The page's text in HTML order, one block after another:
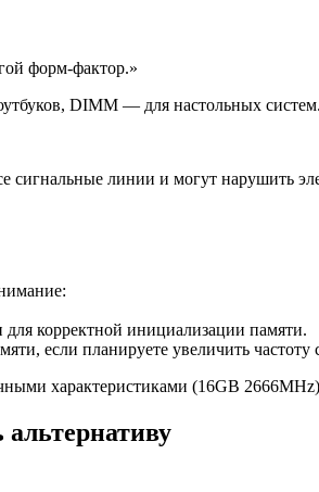
форм-фактор.»
DIMM — для настольных систем.
линии и могут нарушить
корректной инициализации памяти.
если планируете увеличить
характеристиками (16GB